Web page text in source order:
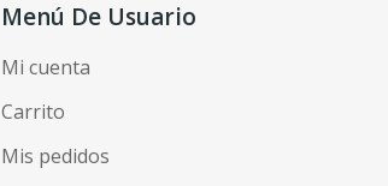
Menú De Usuario
Mi cuenta
Carrito
Mis pedidos